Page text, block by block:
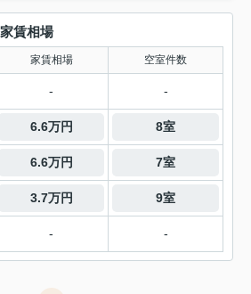
賃相場
家賃相場 空室件数
- -
6.6万円 8室
6.6万円 7室
3.7万円 9室
- -